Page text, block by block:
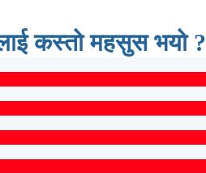
कस्तो महसुस भयो ?